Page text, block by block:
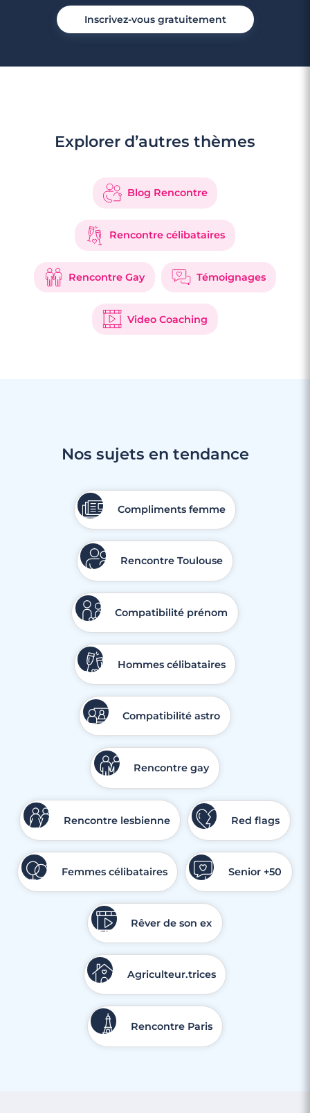
Inscrivez-vous gratuitement
Explorer d’autres thèmes
Blog Rencontre
Rencontre célibataires
Rencontre Gay Témoignages
Video Coaching
Nos sujets en tendance
Compliments femme
Rencontre Toulouse
Compatibilité prénom
Hommes célibataires
Compatibilité astro
Rencontre gay
Rencontre lesbienne Red flags
Femmes célibataires Senior +50
Rêver de son ex
Agriculteur.trices
Rencontre Paris